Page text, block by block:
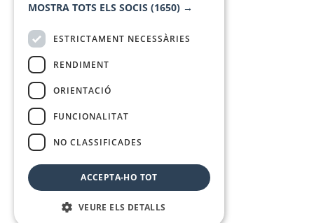
MOSTRA TOTS ELS SOCIS (1650) →
ESTRICTAMENT NECESSÀRIES
RENDIMENT
ORIENTACIÓ
FUNCIONALITAT
NO CLASSIFICADES
ACCEPTA-HO TOT
VEURE ELS DETALLS